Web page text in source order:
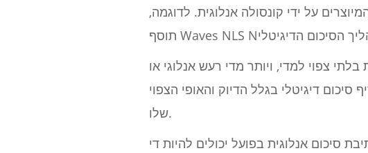
על ידי קונסולה אנלוגית. לדוגמה,
צפוי למדי, ויותר מדי רעש אנלוגי או
דיגיטלי בגלל הדיוק והאופי הצפוי
שלו.
סיכום אנלוגית בפועל יכולים להיות די